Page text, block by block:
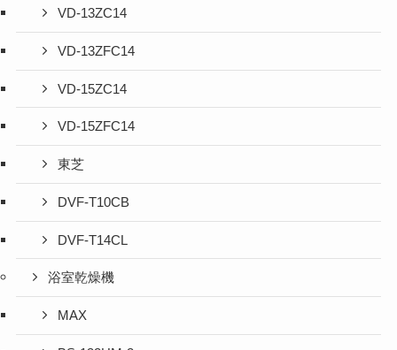
VD-13ZC14
VD-13ZFC14
VD-15ZC14
VD-15ZFC14
東芝
DVF-T10CB
DVF-T14CL
浴室乾燥機
MAX